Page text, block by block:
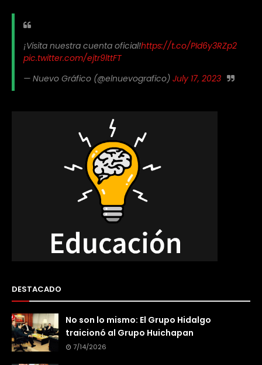
¡Visita nuestra cuenta oficial!https://t.co/PId6y3RZp2
pic.twitter.com/ejtr9lttFT
— Nuevo Gráfico (@elnuevografico) July 17, 2023
DESTACADO
No son lo mismo: El Grupo Hidalgo
traicionó al Grupo Huichapan
7/14/2026